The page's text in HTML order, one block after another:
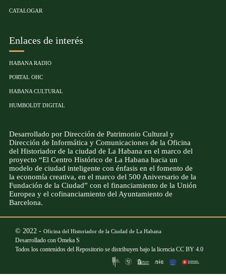
CATALOGAR
Enlaces de interés
HABANA RADIO
PORTAL OHC
HABANA CULTURAL
HUMBOLDT DIGITAL
Desarrollado por Dirección de Patrimonio Cultural y
Dirección de Informática y Comunicaciones de la Oficina
del Historiador de la ciudad de La Habana en el marco del
proyecto “El Centro Histórico de La Habana hacia un
modelo de ciudad inteligente con énfasis en el fomento de
la economía creativa, en el marco del 500 Aniversario de la
Fundación de la Ciudad” con el financiamiento de la Unión
Europea y el cofinanciamiento del Ayuntamiento de
Barcelona.
© 2022 - Oficina del Historiador de la Ciudad de La Habana
Desarrollado con Omeka S
Todos los contenidos del Repositorio se distribuyen bajo la licencia CC BY 4.0